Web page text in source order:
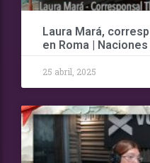
Laura Mará,
en Roma |
25 abril, 2025